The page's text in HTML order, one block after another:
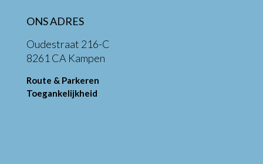
ONS ADRES
Oudestraat 216-C
8261 CA Kampen
Route & Parkeren
Toegankelijkheid